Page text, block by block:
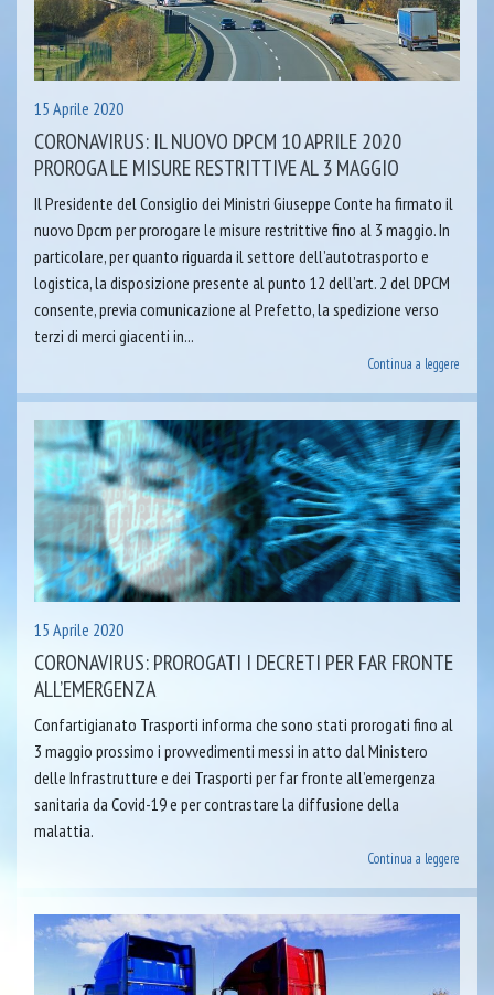
15 Aprile 2020
CORONAVIRUS: IL NUOVO DPCM 10 APRILE 2020
PROROGA LE MISURE RESTRITTIVE AL 3 MAGGIO
Il Presidente del Consiglio dei Ministri Giuseppe Conte ha firmato il
nuovo Dpcm per prorogare le misure restrittive fino al 3 maggio. In
particolare, per quanto riguarda il settore dell’autotrasporto e
logistica, la disposizione presente al punto 12 dell’art. 2 del DPCM
consente, previa comunicazione al Prefetto, la spedizione verso
terzi di merci giacenti in...
Continua a leggere
15 Aprile 2020
CORONAVIRUS: PROROGATI I DECRETI PER FAR FRONTE
ALL’EMERGENZA
Confartigianato Trasporti informa che sono stati prorogati fino al
3 maggio prossimo i provvedimenti messi in atto dal Ministero
delle Infrastrutture e dei Trasporti per far fronte all’emergenza
sanitaria da Covid-19 e per contrastare la diffusione della
malattia.
Continua a leggere